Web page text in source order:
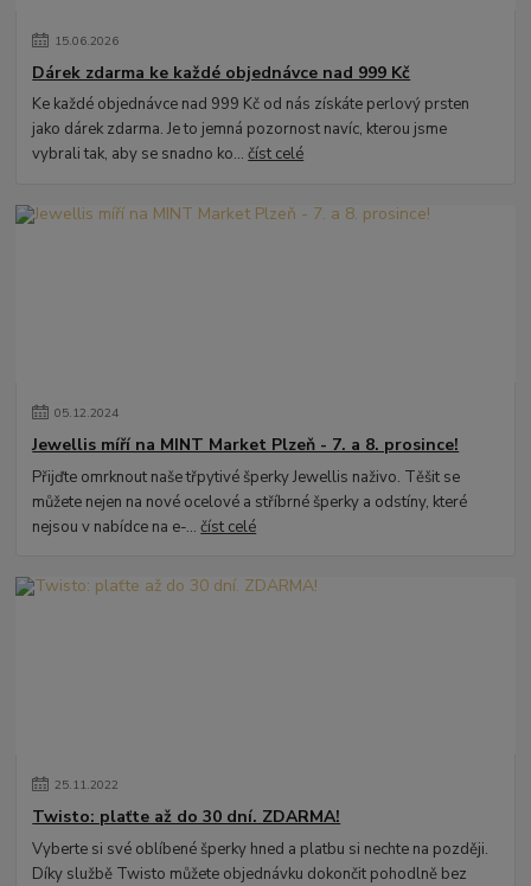
15.06.2026
Dárek zdarma ke každé objednávce nad 999 Kč
Ke každé objednávce nad 999 Kč od nás získáte perlový prsten
jako dárek zdarma. Je to jemná pozornost navíc, kterou jsme
vybrali tak, aby se snadno ko...číst celé
05.12.2024
Jewellis míří na MINT Market Plzeň - 7. a 8. prosince!
Přijďte omrknout naše třpytivé šperky Jewellis naživo. Těšit se
můžete nejen na nové ocelové a stříbrné šperky a odstíny, které
nejsou v nabídce na e-...číst celé
25.11.2022
Twisto: plaťte až do 30 dní. ZDARMA!
Vyberte si své oblíbené šperky hned a platbu si nechte na později.
Díky službě Twisto můžete objednávku dokončit pohodlně bez